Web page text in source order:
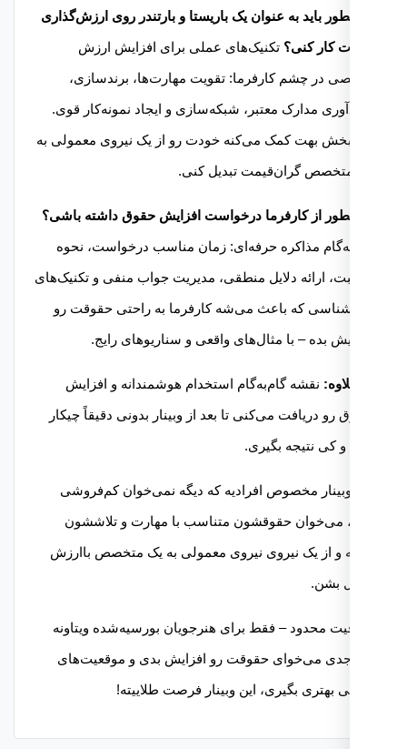
باید به عنوان یک باریستا و بارتندر روی ارزش‌گذاری
کار کنی؟تکنیک‌های عملی برای افزایش ارزش
در چشم کارفرما: تقویت مهارت‌ها، برندسازی،
مدارک معتبر، شبکه‌سازی و ایجاد نمونه‌کار قوی.
بهت کمک می‌کنه خودت رو از یک نیروی معمولی به
گران‌قیمت تبدیل کنی.
مذاکره حرفه‌ای: زمان مناسب درخواست، نحوه
ارائه دلایل منطقی، مدیریت جواب منفی و تکنیک‌های
که باعث می‌شه کارفرما به راحتی حقوقت رو
بده – با مثال‌های واقعی و سناریوهای رایج.
نقشه گام‌به‌گام استخدام هوشمندانه و افزایش
رو دریافت می‌کنی تا بعد از وبینار بدونی دقیقاً چیکار
کی نتیجه بگیری.
مخصوص افرادیه که دیگه نمی‌خوان کم‌فروشی
می‌خوان حقوقشون متناسب با مهارت و تلاششون
و از یک نیروی نیروی معمولی به یک متخصص باارزش
محدود – فقط برای هنرجویان بورسیه‌شده ویتاونه
جدی می‌خوای حقوقت رو افزایش بدی و موقعیت‌های
بهتری بگیری، این وبینار فرصت طلاییته!